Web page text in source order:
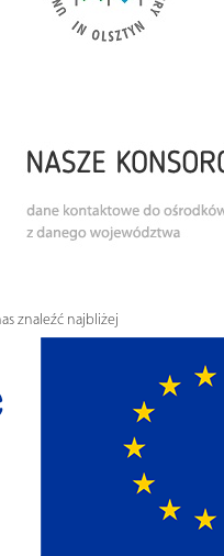
znaleźć najbliżej